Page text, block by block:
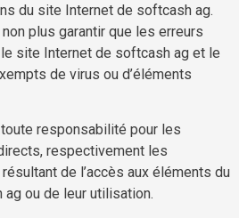
du site Internet de softcash ag.
plus garantir que les erreurs
site Internet de softcash ag et le
de virus ou d’éléments
responsabilité pour les
respectivement les
de l’accès aux éléments du
ou de leur utilisation.